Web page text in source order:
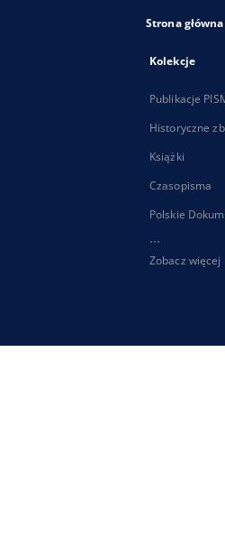
Strona główna
Kolekcje
Publikacje
Historyczne
Książki
Czasopisma
Polskie
...
Zobacz więcej